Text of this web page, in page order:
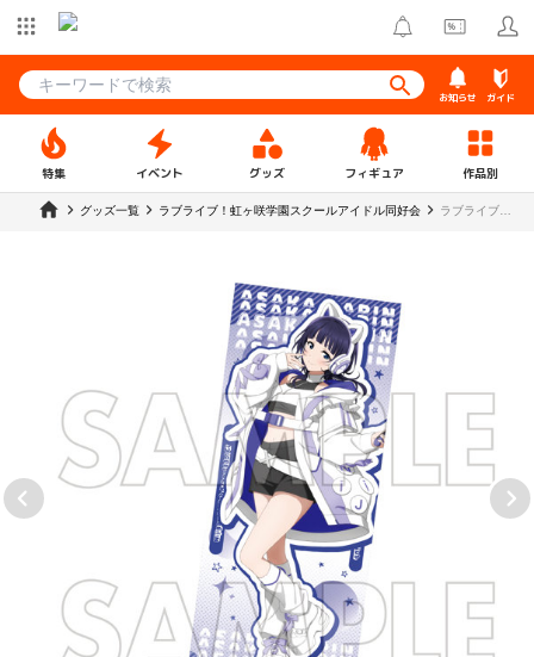
お知らせ ガイド
特集 イベント グッズ フィギュア 作品別
グッズ一覧 ラブライブ！虹ヶ咲学園スクールアイドル同好会
ラブライブ！